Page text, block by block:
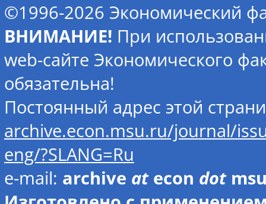
©1996-2026 Экономический
ВНИМАНИЕ! При
web-сайте Экономического
обязательна!
Постоянный адрес этой
archive.econ.msu.ru/journal/
eng/?SLANG=Ru
e-mail: archive atecon dot